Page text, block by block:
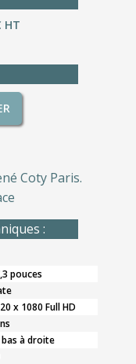
HT
Coty Paris.
:
pouces
x 1080 Full HD
bas à droite